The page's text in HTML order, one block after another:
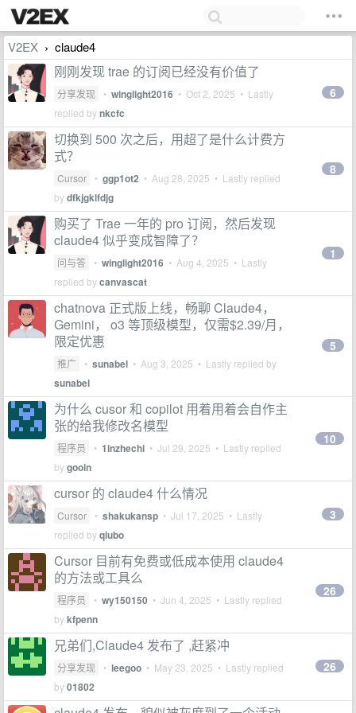
V2EX › claude4
刚刚发现 trae 的订阅已经没有价值了
分享发现 • winglight2016 • Oct 2, 2025 • Lastly
replied bynkcfc
6
切换到 500 次之后，用超了是什么计费方
式？
Cursor • ggp1ot2 • Aug 28, 2025 • Lastly replied
bydfkjgklfdjg
8
购买了 Trae 一年的 pro 订阅，然后发现
claude4 似乎变成智障了？
问与答 • winglight2016 • Aug 4, 2025 • Lastly
replied bycanvascat
1
chatnova 正式版上线，畅聊 Claude4，
Gemini， o3 等顶级模型，仅需$2.39/月，
限定优惠
推广 • sunabel • Aug 3, 2025 • Lastly replied by
sunabel
5
为什么 cusor 和 copilot 用着用着会自作主
张的给我修改名模型
程序员 • 1inzhechi • Jul 29, 2025 • Lastly replied
bygooin
10
cursor 的 claude4 什么情况
Cursor • shakukansp • Jul 17, 2025 • Lastly
replied byqiubo
3
Cursor 目前有免费或低成本使用 claude4
的方法或工具么
程序员 • wy150150 • Jun 4, 2025 • Lastly replied
bykfpenn
26
兄弟们,Claude4 发布了 ,赶紧冲
分享发现 • leegoo • May 23, 2025 • Lastly replied
by01802
26